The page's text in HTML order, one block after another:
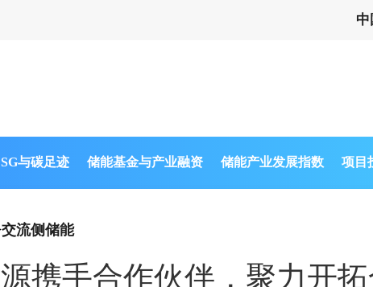
中
与碳足迹 储能基金与产业融资 储能产业发展指数 项目
交流侧储能
携手合作伙伴，聚力开